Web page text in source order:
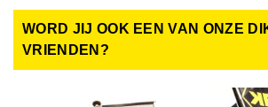
WORD JIJ OOK EEN VAN ONZE
VRIENDEN?